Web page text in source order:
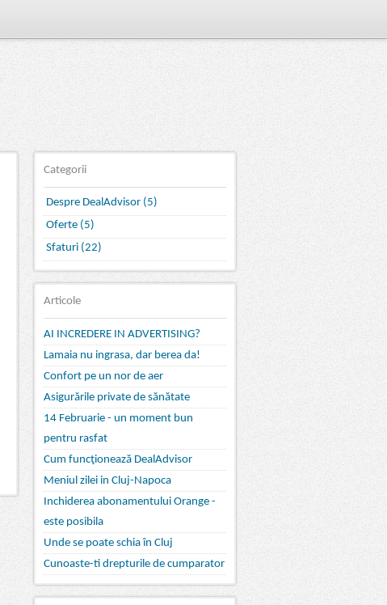
Categorii
Despre DealAdvisor (5)
Oferte (5)
Sfaturi (22)
Articole
AI INCREDERE IN ADVERTISING?
Lamaia nu ingrasa, dar berea da!
Confort pe un nor de aer
Asigurările private de sănătate
14 Februarie - un moment bun
pentru rasfat
Cum funcţionează DealAdvisor
Meniul zilei in Cluj-Napoca
Inchiderea abonamentului Orange -
este posibila
Unde se poate schia în Cluj
Cunoaste-ti drepturile de cumparator